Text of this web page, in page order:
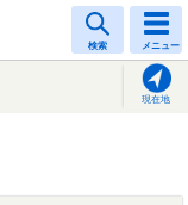
検索 メニュー
現在地